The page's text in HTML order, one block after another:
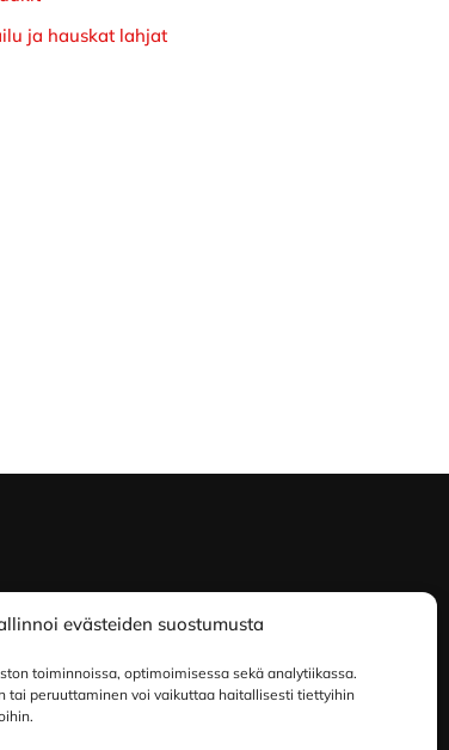
evästeiden suostumusta
toiminnoissa, optimoimisessa sekä analytiikassa.
tai peruuttaminen voi vaikuttaa haitallisesti tiettyihin
ja hauskat lahjat